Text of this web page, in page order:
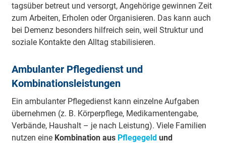
tagsüber betreut und versorgt, Angehörige gewinnen Zeit
zum Arbeiten, Erholen oder Organisieren. Das kann auch
bei Demenz besonders hilfreich sein, weil Struktur und
soziale Kontakte den Alltag stabilisieren.
Ambulanter Pflegedienst und
Kombinationsleistungen
Ein ambulanter Pflegedienst kann einzelne Aufgaben
übernehmen (z. B. Körperpflege, Medikamentengabe,
Verbände, Haushalt – je nach Leistung). Viele Familien
nutzen eine Kombination aus Pflegegeldund